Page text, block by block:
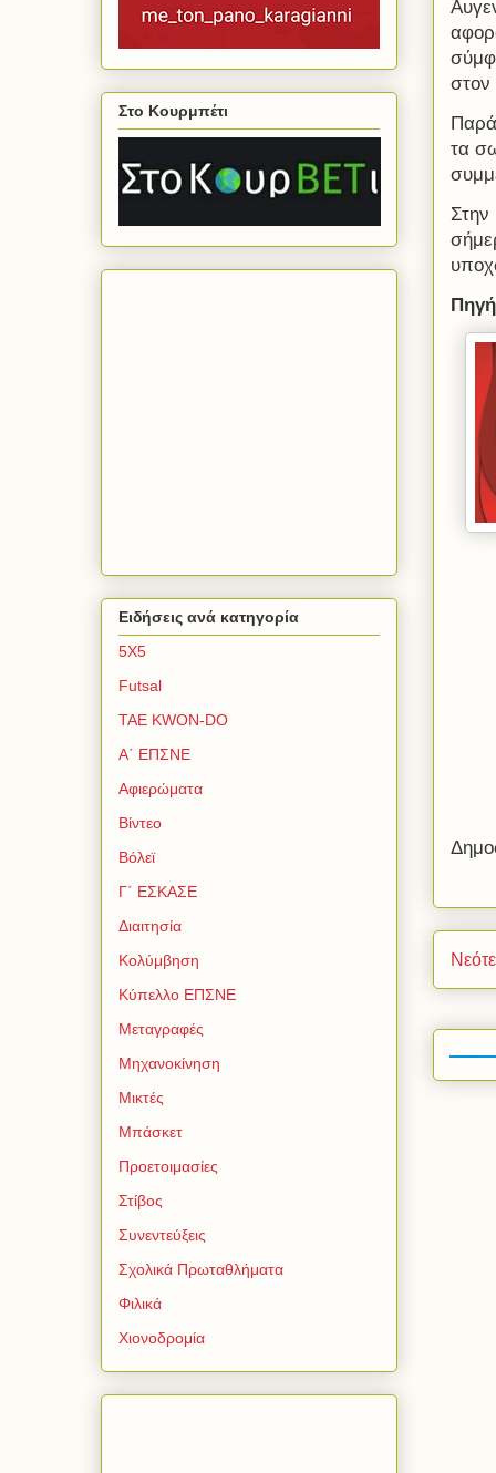
στον
τα
Στην
Στο Κουρμπέτι
Ειδήσεις ανά κατηγορία
5Χ5
Futsal
TAE KWON-DO
Α΄ ΕΠΣΝΕ
Αφιερώματα
Βίντεο
Βόλεϊ
Γ΄ ΕΣΚΑΣΕ
Διαιτησία
Κολύμβηση
Κύπελλο ΕΠΣΝΕ
Μεταγραφές
Μηχανοκίνηση
Μικτές
Μπάσκετ
Προετοιμασίες
Στίβος
Συνεντεύξεις
Σχολικά Πρωταθλήματα
Φιλικά
Χιονοδρομία